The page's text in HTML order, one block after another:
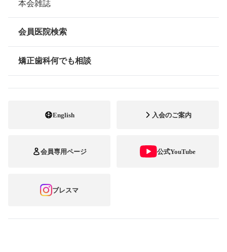
本会の歴史
情報公開
矯正歯科治療について
本会雑誌
会員医院検索
矯正歯科何でも相談
English 入会のご案内
会員専用ページ 公式YouTube
ブレスマ
治療期間は不正咬合の状態によって異な
りますが、骨の成長を利用するにはやは
りある程度の期間は必要です。
治療期間には、意味があります
例えば、上あごと下あごの骨格には何も問題がなく、前
歯が1本だけ逆の咬み合わせになっていたとします。その
が、こうした簡単な治療であっても、定期的に観察して、
乳歯から永久歯への生えかわりが順調かどうかのチェック
療を行うことになるのです。